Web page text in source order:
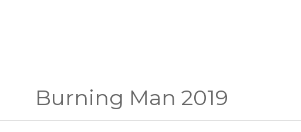
Burning Man 2019